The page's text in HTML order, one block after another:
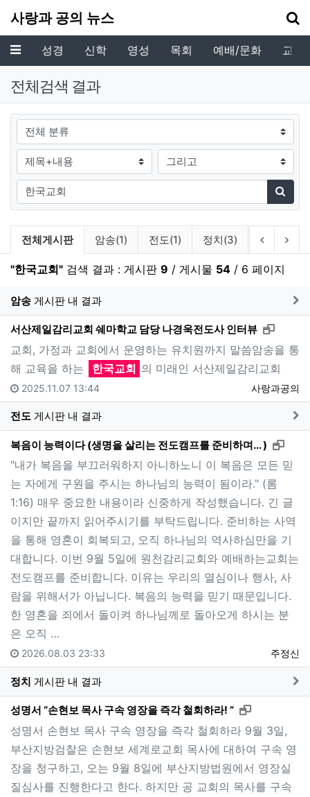
사랑과 공의 뉴스
메뉴 성경 신학 영성 목회 예배/문화 교육
전체검색 결과
그룹
검색조건 검색방법
검색어
검색
검색 게시판 목록
전체게시판 암송(1) 전도(1) 정치(3) 감리회(22)
이전 게시
다
"한국교회" 검색 결과 : 게시판 9 / 게시물 54 / 6 페이지
암송 게시판 내 결과
서산제일감리교회 쉐마학교 담당 나경욱전도사 인터뷰 새창으
교회, 가정과 교회에서 운영하는 유치원까지 말씀암송을 통
해 교육을 하는
한국교회 의 미래인 서산제일감리교회
사랑과공의
2025.11.07 13:44
전도 게시판 내 결과
복음이 능력이다 (생명을 살리는 전도캠프를 준비하며... ) 새창
"내가 복음을 부끄러워하지 아니하노니 이 복음은 모든 믿
는 자에게 구원을 주시는 하나님의 능력이 됨이라." (롬
1:16) 매우 중요한 내용이라 신중하게 작성했습니다. 긴 글
이지만 끝까지 읽어주시기를 부탁드립니다. 준비하는 사역
을 통해 영혼이 회복되고, 오직 하나님의 역사하심만을 기
대합니다. 이번 9월 5일에 원천감리교회와 예배하는교회는
전도캠프를 준비합니다. 이유는 우리의 열심이나 행사, 사
람을 위해서가 아닙니다. 복음의 능력을 믿기 때문입니다.
한 영혼을 죄에서 돌이켜 하나님께로 돌아오게 하시는 분
은 오직 …
주정신
2026.08.03 23:33
정치 게시판 내 결과
성명서 “손현보 목사 구속 영장을 즉각 철회하라! ” 새창으로 보
성명서 손현보 목사 구속 영장을 즉각 철회하라 9월 3일,
부산지방검찰은 손현보 세계로교회 목사에 대하여 구속 영
장을 청구하고, 오는 9월 8일에 부산지방법원에서 영장실
질심사를 진행한다고 한다. 하지만 공 교회의 목사를 구속